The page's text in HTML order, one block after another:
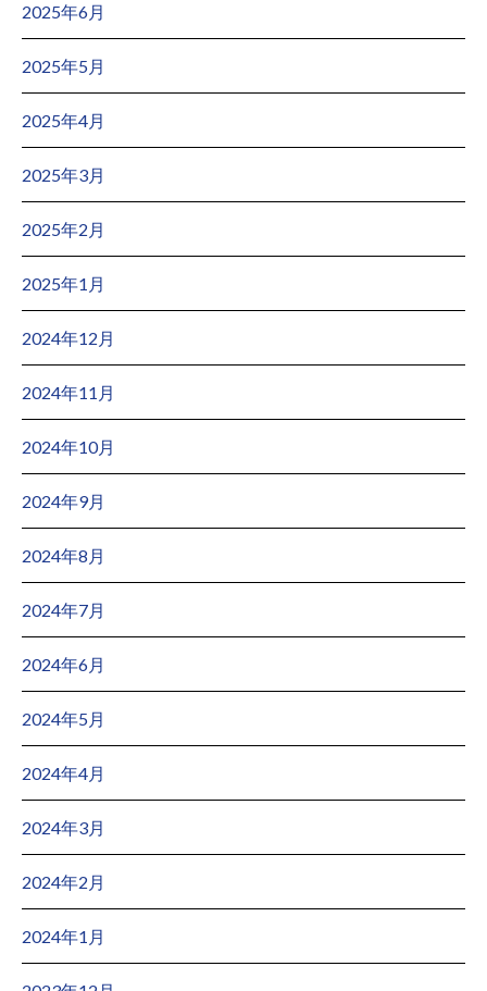
2025年6月
2025年5月
2025年4月
2025年3月
2025年2月
2025年1月
2024年12月
2024年11月
2024年10月
2024年9月
2024年8月
2024年7月
2024年6月
2024年5月
2024年4月
2024年3月
2024年2月
2024年1月